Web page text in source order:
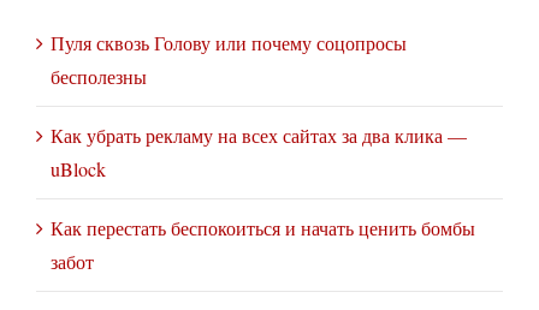
Пуля сквозь Голову или почему соцопросы
бесполезны
Как убрать рекламу на всех сайтах за два клика —
uBlock
Как перестать беспокоиться и начать ценить бомбы
забот